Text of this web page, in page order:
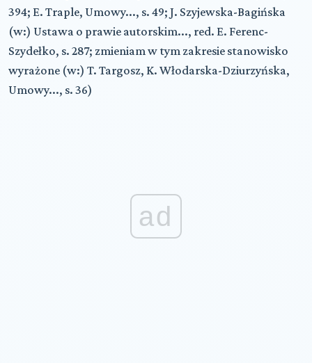
394; E. Traple, Umowy..., s. 49; J. Szyjewska-Bagińska
(w:) Ustawa o prawie autorskim..., red. E. Ferenc-
Szydełko, s. 287; zmieniam w tym zakresie stanowisko
wyrażone (w:) T. Targosz, K. Włodarska-Dziurzyńska,
Umowy..., s. 36)
ad